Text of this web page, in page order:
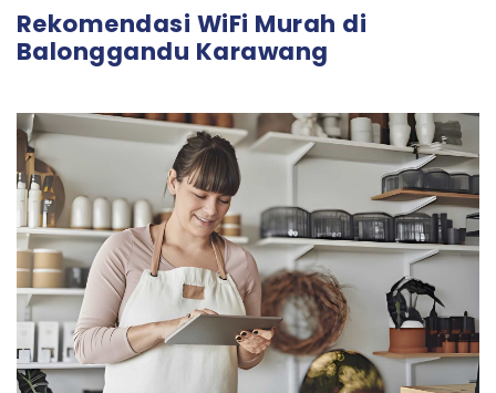
Rekomendasi WiFi Murah di
Balonggandu Karawang